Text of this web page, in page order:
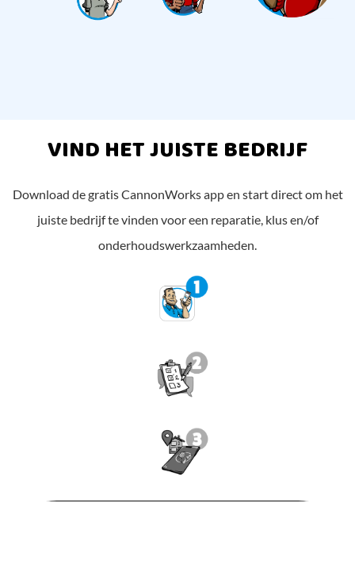
VIND HET JUISTE BEDRIJF
Download de gratis CannonWorks app en start direct om het
juiste bedrijf te vinden voor een reparatie, klus en/of
onderhoudswerkzaamheden.